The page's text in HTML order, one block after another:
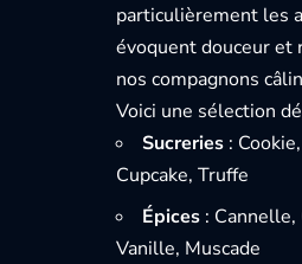
particulièrement les
évoquent douceur et
nos compagnons
Voici une sélection
Sucreries :
Cupcake, Truffe
Épices : Cannelle,
Vanille, Muscade